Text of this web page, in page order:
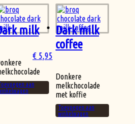
milk
aan
Dark milk
coffee
€ 5,95
Donkere
melkchocolade
met koffie
Toevoegen aan
winkelwagen